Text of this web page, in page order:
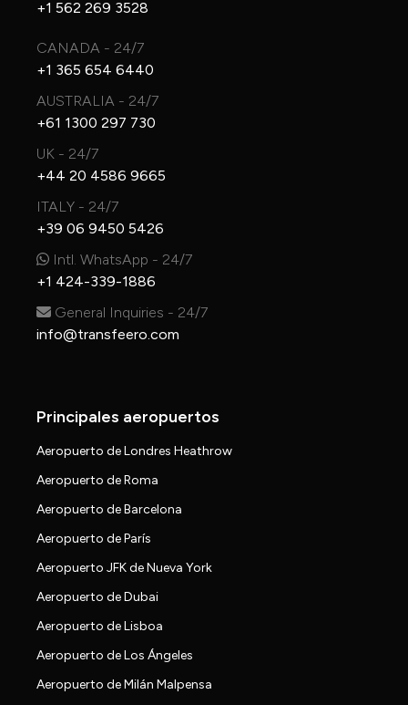
+1 562 269 3528
CANADA - 24/7
+1 365 654 6440
AUSTRALIA - 24/7
+61 1300 297 730
UK - 24/7
+44 20 4586 9665
ITALY - 24/7
+39 06 9450 5426
Intl. WhatsApp - 24/7
+1 424-339-1886
General Inquiries - 24/7
info@transfeero.com
Principales aeropuertos
Aeropuerto de Londres Heathrow
Aeropuerto de Roma
Aeropuerto de Barcelona
Aeropuerto de París
Aeropuerto JFK de Nueva York
Aeropuerto de Dubai
Aeropuerto de Lisboa
Aeropuerto de Los Ángeles
Aeropuerto de Milán Malpensa